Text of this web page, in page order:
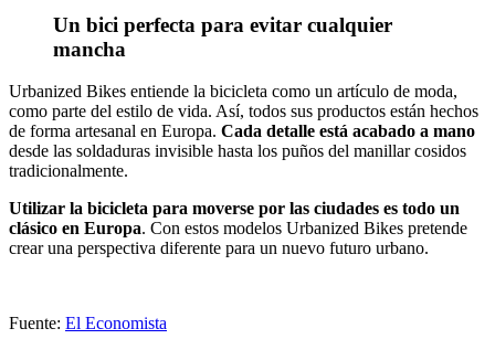
Un bici perfecta para evitar cualquier
mancha
Urbanized Bikes entiende la bicicleta como un artículo de moda,
como parte del estilo de vida. Así, todos sus productos están hechos
de forma artesanal en Europa. Cada detalle está acabado a mano
desde las soldaduras invisible hasta los puños del manillar cosidos
tradicionalmente.
Utilizar la bicicleta para moverse por las ciudades es todo un
clásico en Europa. Con estos modelos Urbanized Bikes pretende
crear una perspectiva diferente para un nuevo futuro urbano.
Fuente: El Economista